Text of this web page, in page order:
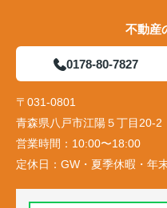
不動産
0178-80-7827
〒031-0801
青森県八戸市江陽５丁目20-2
営業時間： 10:00〜18:00
定休日： GW・夏季休暇・年